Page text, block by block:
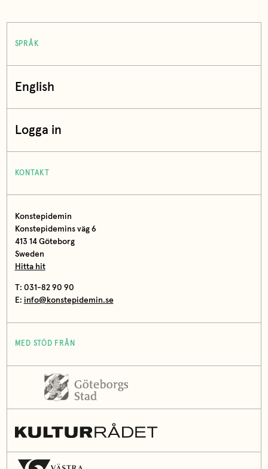
SPRÅK
English
Logga in
KONTAKT
Konstepidemin
Konstepidemins väg 6
413 14 Göteborg
Sweden
Hitta hit
T: 031-82 90 90
E: info@konstepidemin.se
MED STÖD FRÅN